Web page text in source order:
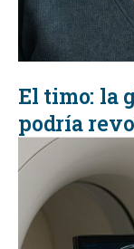
El timo: la
podría